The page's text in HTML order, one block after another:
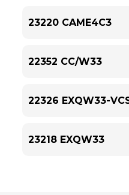
23220 CAME4C3
22352 CC/W33
22326 EXQW33-
23218 EXQW33